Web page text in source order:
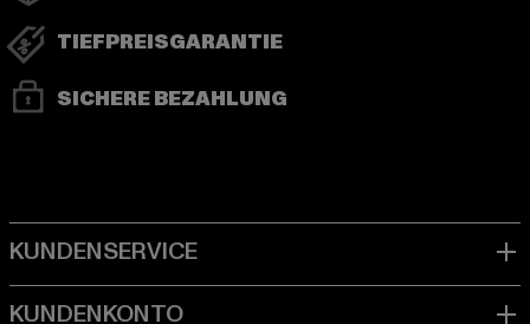
TIEFPREISGARANTIE
SICHERE BEZAHLUNG